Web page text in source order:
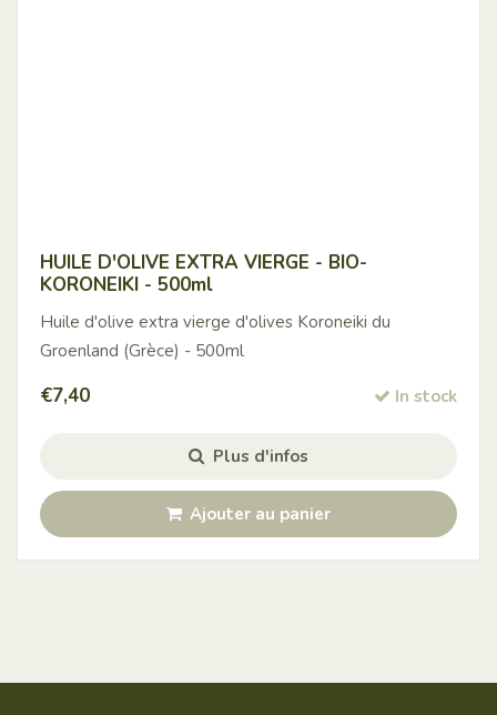
HUILE D'OLIVE EXTRA VIERGE - BIO-
KORONEIKI - 500ml
Huile d'olive extra vierge d'olives Koroneiki du
Groenland (Grèce) - 500ml
€7,40 In stock
Plus d'infos
Ajouter au panier